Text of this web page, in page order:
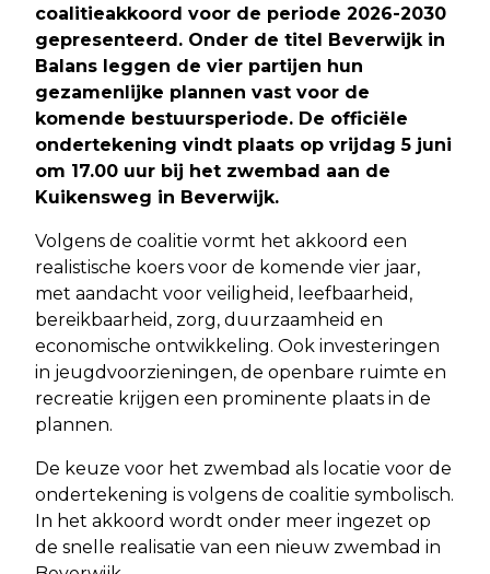
coalitieakkoord voor de periode 2026-2030
gepresenteerd. Onder de titel Beverwijk in
Balans leggen de vier partijen hun
gezamenlijke plannen vast voor de
komende bestuursperiode. De officiële
ondertekening vindt plaats op vrijdag 5 juni
om 17.00 uur bij het zwembad aan de
Kuikensweg in Beverwijk.
Volgens de coalitie vormt het akkoord een
realistische koers voor de komende vier jaar,
met aandacht voor veiligheid, leefbaarheid,
bereikbaarheid, zorg, duurzaamheid en
economische ontwikkeling. Ook investeringen
in jeugdvoorzieningen, de openbare ruimte en
recreatie krijgen een prominente plaats in de
plannen.
De keuze voor het zwembad als locatie voor de
ondertekening is volgens de coalitie symbolisch.
In het akkoord wordt onder meer ingezet op
de snelle realisatie van een nieuw zwembad in